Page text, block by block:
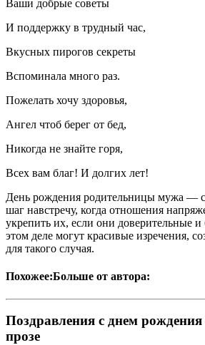
Ваши добрые советы
И поддержку в трудный час,
Вкусных пирогов секреты
Вспоминала много раз.
Пожелать хочу здоровья,
Ангел чтоб берег от бед,
Никогда не знайте горя,
Всех вам благ! И долгих лет!
День рождения родительницы мужа —
шаг навстречу, когда отношения
укрепить их, если они доверительные
этом деле могут красивые изречения,
для такого случая.
Похожее:Больше от автора:
Поздравления с днем
прозе